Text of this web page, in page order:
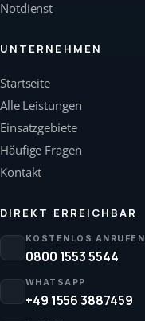
Notdienst
UNTERNEHMEN
Startseite
Alle Leistungen
Einsatzgebiete
Häufige Fragen
Kontakt
DIREKT ERREICHBAR
KOSTENLOS ANRUFEN
0800 1553 5544
WHATSAPP
+49 1556 3887459